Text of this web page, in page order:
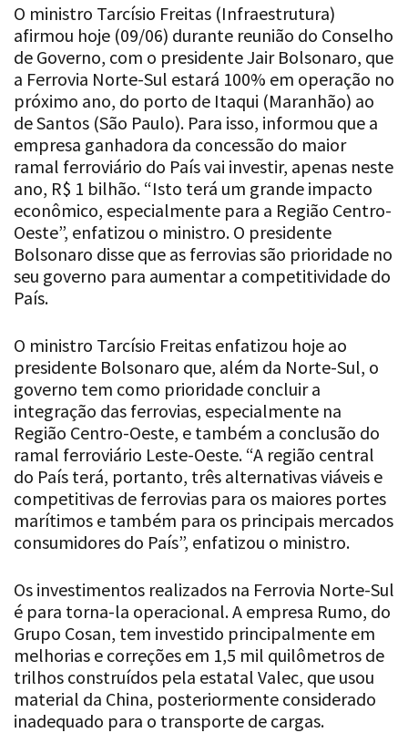
O ministro Tarcísio Freitas (Infraestrutura)
afirmou hoje (09/06) durante reunião do Conselho
de Governo, com o presidente Jair Bolsonaro, que
a Ferrovia Norte-Sul estará 100% em operação no
próximo ano, do porto de Itaqui (Maranhão) ao
de Santos (São Paulo). Para isso, informou que a
empresa ganhadora da concessão do maior
ramal ferroviário do País vai investir, apenas neste
ano, R$ 1 bilhão. “Isto terá um grande impacto
econômico, especialmente para a Região Centro-
Oeste”, enfatizou o ministro. O presidente
Bolsonaro disse que as ferrovias são prioridade no
seu governo para aumentar a competitividade do
País.
O ministro Tarcísio Freitas enfatizou hoje ao
presidente Bolsonaro que, além da Norte-Sul, o
governo tem como prioridade concluir a
integração das ferrovias, especialmente na
Região Centro-Oeste, e também a conclusão do
ramal ferroviário Leste-Oeste. “A região central
do País terá, portanto, três alternativas viáveis e
competitivas de ferrovias para os maiores portes
marítimos e também para os principais mercados
consumidores do País”, enfatizou o ministro.
Os investimentos realizados na Ferrovia Norte-Sul
é para torna-la operacional. A empresa Rumo, do
Grupo Cosan, tem investido principalmente em
melhorias e correções em 1,5 mil quilômetros de
trilhos construídos pela estatal Valec, que usou
material da China, posteriormente considerado
inadequado para o transporte de cargas.